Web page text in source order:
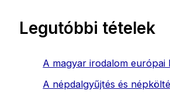
Legutóbbi tételek
A magyar irodalom európai
A népdalgyűjtés és